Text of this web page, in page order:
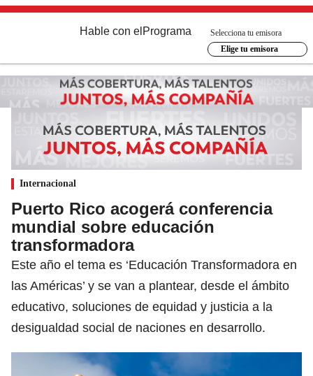
Hable con el Programa
Selecciona tu emisora
Elige tu emisora
Internacional
Puerto Rico acogerá conferencia
mundial sobre educación
transformadora
Este año el tema es ‘Educación Transformadora en
las Américas’ y se van a plantear, desde el ámbito
educativo, soluciones de equidad y justicia a la
desigualdad social de naciones en desarrollo.